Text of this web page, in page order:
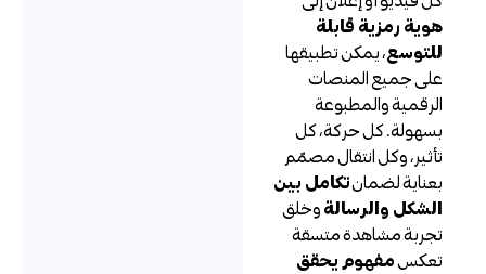
هوية رمزية قابلة
للتوسع، يمكن تطبيقها
على جميع المنصات
الرقمية والمطبوعة
بسهولة. كل حركة، كل
تأثير، وكل انتقال مصمّم
بعناية لضمانتكامل بين
الشكل والرسالةوخلق
تجربة مشاهدة متسقة
تعكسمفهوم يحقق